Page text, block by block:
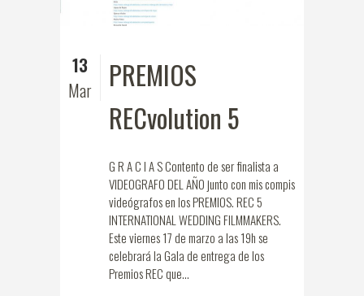
13
Mar
PREMIOS
RECvolution 5
G R A C I A S Contento de ser finalista a
VIDEOGRAFO DEL AÑO junto con mis compis
videógrafos en los PREMIOS. REC 5
INTERNATIONAL WEDDING FILMMAKERS.
Este viernes 17 de marzo a las 19h se
celebrará la Gala de entrega de los
Premios REC que...